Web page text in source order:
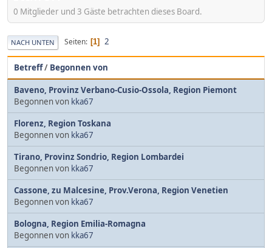
0 Mitglieder und 3 Gäste betrachten dieses Board.
NACH UNTEN Seiten 1 2
Betreff/ Begonnen von
Baveno, Provinz Verbano-Cusio-Ossola, Region Piemont
Begonnen von kka67
Florenz, Region Toskana
Begonnen von kka67
Tirano, Provinz Sondrio, Region Lombardei
Begonnen von kka67
Cassone, zu Malcesine, Prov.Verona, Region Venetien
Begonnen von kka67
Bologna, Region Emilia-Romagna
Begonnen von kka67